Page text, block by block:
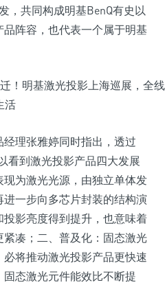
，共同构成明基BenQ有史以
阵容，也代表一个属于明基
理张雅婷同时指出，透过
看到激光投影产品四大发展
为激光光源，由独立单体发
一步向多芯片封装的结构演
影亮度得到提升，也意味着
凑；二、普及化：固态激光
将推动激光投影产品更快速
态激光元件能效比不断提